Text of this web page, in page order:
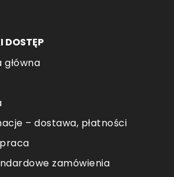
DOSTĘP
główna
– dostawa, płatności
zamówienia